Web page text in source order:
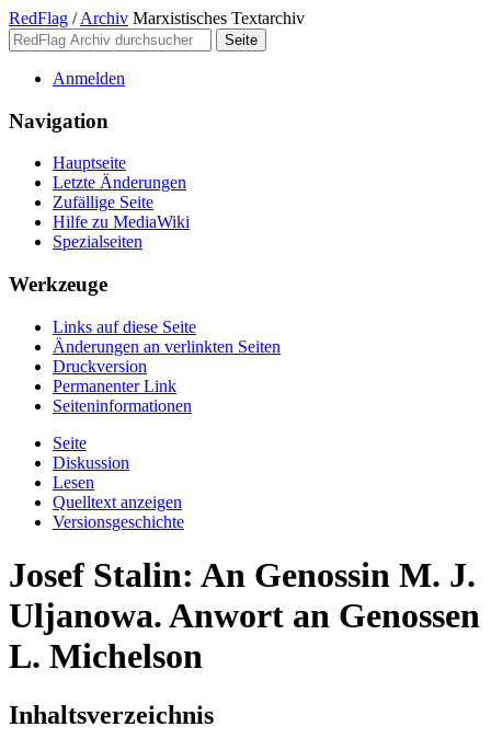
RedFlag / Archiv Marxistisches Textarchiv
Anmelden
Navigation
Hauptseite
Letzte Änderungen
Zufällige Seite
Hilfe zu MediaWiki
Spezialseiten
Werkzeuge
Links auf diese Seite
Änderungen an verlinkten Seiten
Druckversion
Permanenter Link
Seiten­­informationen
Seite
Diskussion
Lesen
Quelltext anzeigen
Versionsgeschichte
Josef Stalin: An Genossin M. J.
Uljanowa. Anwort an Genossen
L. Michelson
Inhaltsverzeichnis